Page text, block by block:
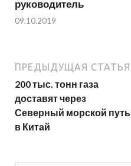
руководитель
09.10.2019
ПРЕДЫДУЩАЯ СТАТЬЯ
200 тыс. тонн газа
доставят через
Северный морской путь
в Китай